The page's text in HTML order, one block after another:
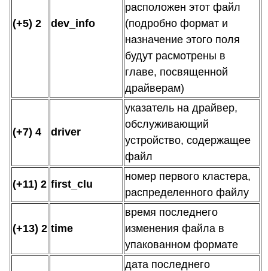
(+5) 2 dev_info
расположен этот файл
(подробно формат и
назначение этого поля
будут расмотрены в
главе, посвященной
драйверам)
(+7) 4 driver
указатель на драйвер,
обслуживающий
устройство, содержащее
файл
(+11) 2 first_clu
номер первого кластера,
распределенного файлу
(+13) 2 time
время последнего
изменения файла в
упакованном формате
дата последнего